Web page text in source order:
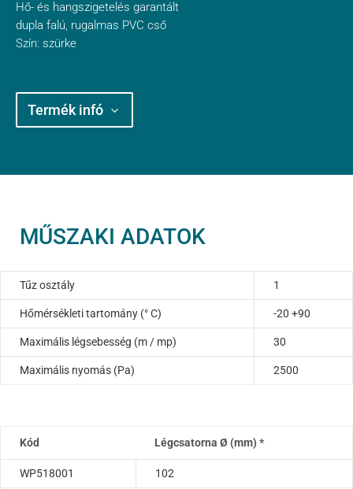
Hő- és hangszigetelés garantált
dupla falú, rugalmas PVC cső
Szín: szürke
Termék infó
MŰSZAKI ADATOK
Tűz osztály 1
Hőmérsékleti tartomány (° C) -20 +90
Maximális légsebesség (m / mp) 30
Maximális nyomás (Pa) 2500
Kód Légcsatorna Ø (mm) *
WP518001 102